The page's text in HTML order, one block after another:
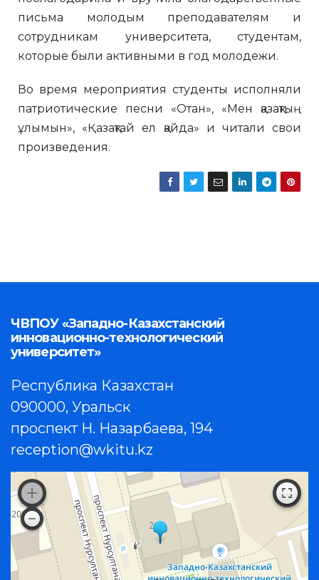
письма молодым преподавателям и
сотрудникам университета, студентам,
которые были активными в год молодежи.
Во время мероприятия студенты исполняли
патриотические песни «Отан», «Мен қазақтың
ұлымын», «Қазақтай ел қайда» и читали свои
произведения.
ЧВПОУ «Западно-Казахстанский
инновационно-технологический
университет»
Республика Казахстан
090000, Уральск
проспект Н. Назарбаева, 194
reception@wkitu.kz